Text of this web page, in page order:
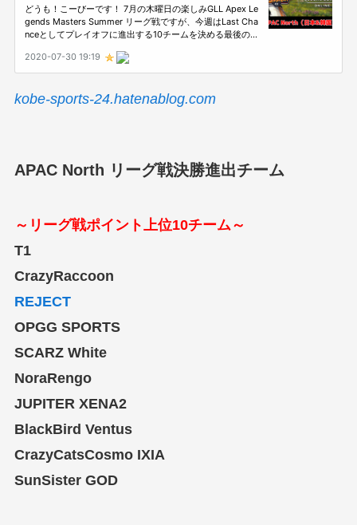
kobe-sports-24.hatenablog.com
APAC North リーグ戦決勝進出チーム
～リーグ戦ポイント上位10チーム～
T1
CrazyRaccoon
REJECT
OPGG SPORTS
SCARZ White
NoraRengo
JUPITER XENA2
BlackBird Ventus
CrazyCatsCosmo IXIA
SunSister GOD